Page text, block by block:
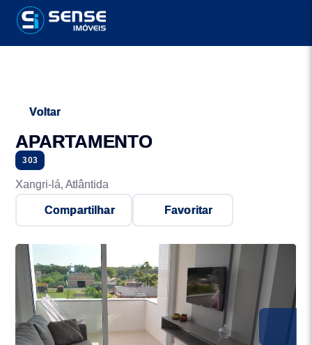
Voltar
APARTAMENTO
303
Xangri-lá, Atlântida
Compartilhar Favoritar